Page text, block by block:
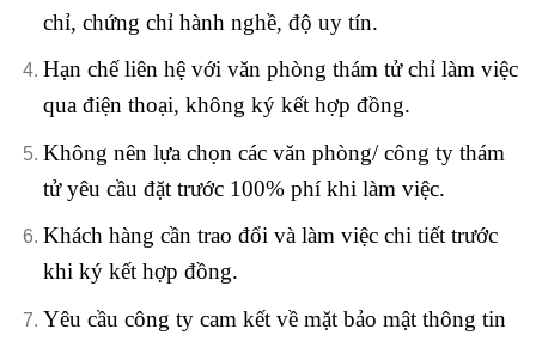
chỉ, chứng chỉ hành nghề, độ uy tín.
Hạn chế liên hệ với văn phòng thám tử chỉ làm việc
qua điện thoại, không ký kết hợp đồng.
Không nên lựa chọn các văn phòng/ công ty thám
tử yêu cầu đặt trước 100% phí khi làm việc.
Khách hàng cần trao đổi và làm việc chi tiết trước
khi ký kết hợp đồng.
Yêu cầu công ty cam kết về mặt bảo mật thông tin